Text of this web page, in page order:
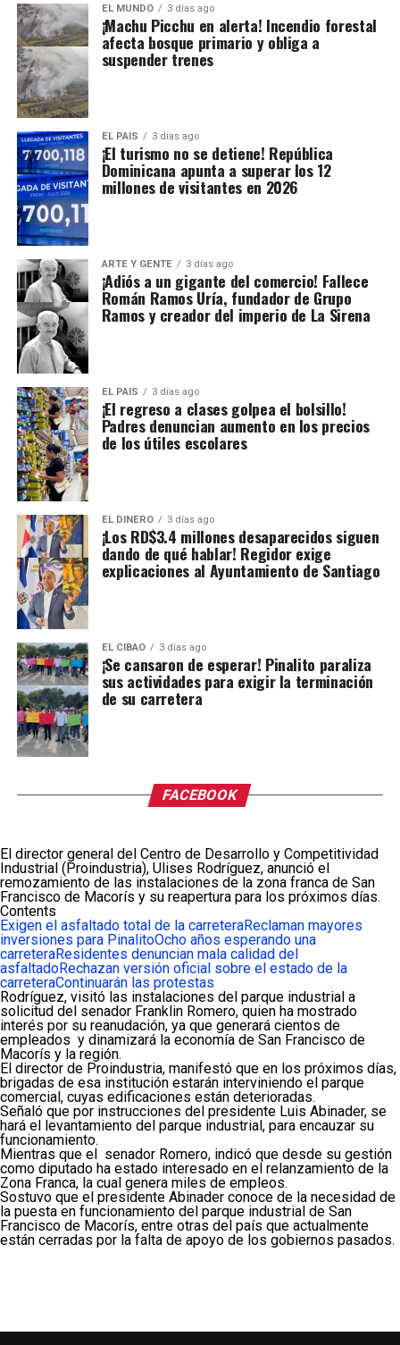
EL MUNDO 3 días ago
¡Machu Picchu en alerta! Incendio forestal
afecta bosque primario y obliga a
suspender trenes
EL PAIS 3 días ago
¡El turismo no se detiene! República
Dominicana apunta a superar los 12
millones de visitantes en 2026
ARTE Y GENTE 3 días ago
¡Adiós a un gigante del comercio! Fallece
Román Ramos Uría, fundador de Grupo
Ramos y creador del imperio de La Sirena
EL PAIS 3 días ago
¡El regreso a clases golpea el bolsillo!
Padres denuncian aumento en los precios
de los útiles escolares
EL DINERO 3 días ago
¡Los RD$3.4 millones desaparecidos siguen
dando de qué hablar! Regidor exige
explicaciones al Ayuntamiento de Santiago
EL CIBAO 3 días ago
¡Se cansaron de esperar! Pinalito paraliza
sus actividades para exigir la terminación
de su carretera
FACEBOOK
El director general del Centro de Desarrollo y Competitividad
Industrial (Proindustria), Ulises Rodríguez, anunció el
remozamiento de las instalaciones de la zona franca de San
Francisco de Macorís y su reapertura para los próximos días.
Contents
Exigen el asfaltado total de la carreteraReclaman mayores
inversiones para PinalitoOcho años esperando una
carreteraResidentes denuncian mala calidad del
asfaltadoRechazan versión oficial sobre el estado de la
carreteraContinuarán las protestas
Rodríguez, visitó las instalaciones del parque industrial a
solicitud del senador Franklin Romero, quien ha mostrado
interés por su reanudación, ya que generará cientos de
empleados y dinamizará la economía de San Francisco de
Macorís y la región.
El director de Proindustria, manifestó que en los próximos días,
brigadas de esa institución estarán interviniendo el parque
comercial, cuyas edificaciones están deterioradas.
Señaló que por instrucciones del presidente Luis Abinader, se
hará el levantamiento del parque industrial, para encauzar su
funcionamiento.
Mientras que el senador Romero, indicó que desde su gestión
como diputado ha estado interesado en el relanzamiento de la
Zona Franca, la cual genera miles de empleos.
Sostuvo que el presidente Abinader conoce de la necesidad de
la puesta en funcionamiento del parque industrial de San
Francisco de Macorís, entre otras del país que actualmente
están cerradas por la falta de apoyo de los gobiernos pasados.